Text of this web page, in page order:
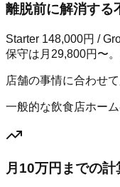
離脱前に解消する
Starter 148,000円 /
保守は月29,800円〜
店舗の事情に合わせ
一般的な飲食店ホー
月10万円までの計